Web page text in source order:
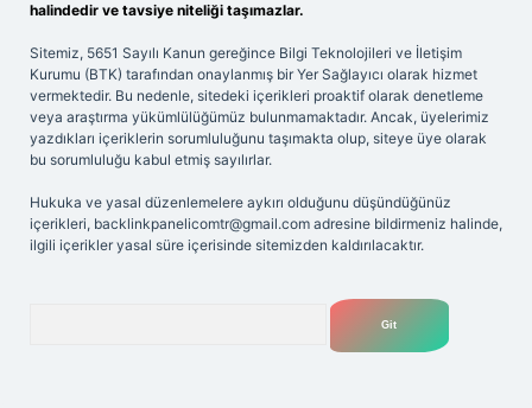
halindedir ve tavsiye niteliği taşımazlar.
Sitemiz, 5651 Sayılı Kanun gereğince Bilgi Teknolojileri ve İletişim
Kurumu (BTK) tarafından onaylanmış bir Yer Sağlayıcı olarak hizmet
vermektedir. Bu nedenle, sitedeki içerikleri proaktif olarak denetleme
veya araştırma yükümlülüğümüz bulunmamaktadır. Ancak, üyelerimiz
yazdıkları içeriklerin sorumluluğunu taşımakta olup, siteye üye olarak
bu sorumluluğu kabul etmiş sayılırlar.
Hukuka ve yasal düzenlemelere aykırı olduğunu düşündüğünüz
içerikleri, backlinkpanelicomtr@gmail.com adresine bildirmeniz halinde,
ilgili içerikler yasal süre içerisinde sitemizden kaldırılacaktır.